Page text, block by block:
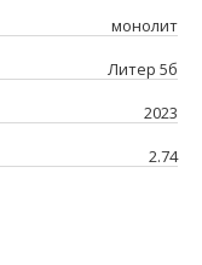
монолит
Литер 5б
2023
2.74